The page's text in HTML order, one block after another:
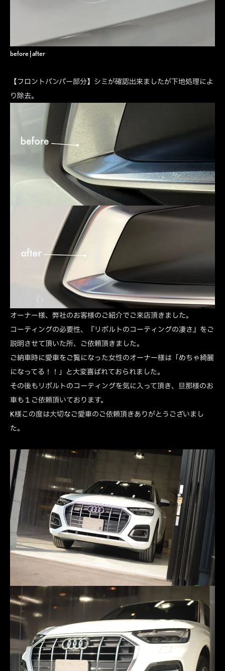
before | after
【フロントバンパー部分】シミが確認出来ましたが下地処理によ
り除去。
オーナー様、弊社のお客様のご紹介でご来店頂きました。
コーティングの必要性、『リボルトのコーティングの凄さ』をご
説明させて頂いた所、ご依頼頂きました。
ご納車時に愛車をご覧になった女性のオーナー様は「めちゃ綺麗
になってる！！」と大変喜ばれておられました。
その後もリボルトのコーティングを気に入って頂き、旦那様のお
車も１ご依頼頂いております。
K様この度は大切なご愛車のご依頼頂きありがとうございまし
た。